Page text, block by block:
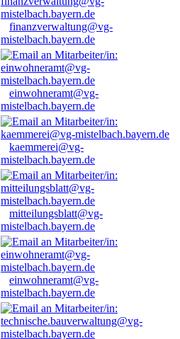
finanzverwaltung@vg-
mistelbach.bayern.de
einwohneramt@vg-
mistelbach.bayern.de
kaemmerei@vg-
mistelbach.bayern.de
mitteilungsblatt@vg-
mistelbach.bayern.de
einwohneramt@vg-
mistelbach.bayern.de